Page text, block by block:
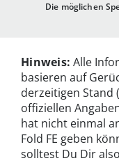
Die möglichen
Hinweis:Alle
basieren auf
derzeitigen Stand
offiziellen
hat nicht einmal
Fold FE geben
solltest Du Dir